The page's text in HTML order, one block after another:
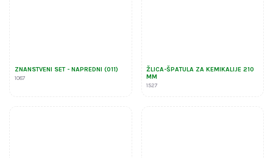
ZNANSTVENI SET - NAPREDNI (011)
1087
ŽLICA-ŠPATULA ZA KEMIKALIJE 210
MM
1527